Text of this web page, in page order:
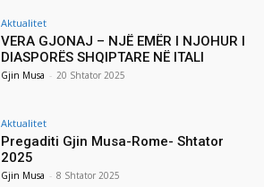
Aktualitet
VERA GJONAJ – NJË EMËR I NJOHUR I
DIASPORËS SHQIPTARE NË ITALI
Gjin Musa - 20 Shtator 2025
Aktualitet
Pregaditi Gjin Musa-Rome- Shtator
2025
Gjin Musa - 8 Shtator 2025